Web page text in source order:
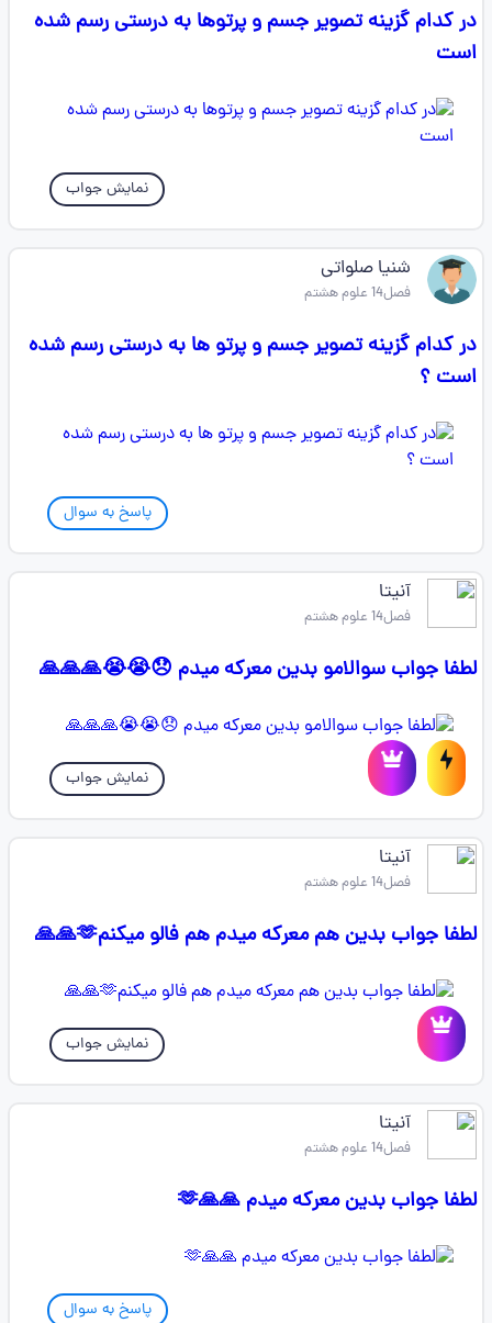
در کدام گزینه تصویر جسم و پرتوها به درستی رسم شده
است
نمایش جواب
شنیا صلواتی
فصل14 علوم هشتم
در کدام گزینه تصویر جسم و پرتو ها به درستی رسم شده
است ؟
پاسخ به سوال
آنیتا
فصل14 علوم هشتم
لطفا جواب سوالامو بدین معرکه میدم 😞😭😭🙏🙏🙏
نمایش جواب
آنیتا
فصل14 علوم هشتم
لطفا جواب بدین هم معرکه میدم هم فالو میکنم🫶🙏🙏
نمایش جواب
آنیتا
فصل14 علوم هشتم
لطفا جواب بدین معرکه میدم 🙏🙏🫶
پاسخ به سوال